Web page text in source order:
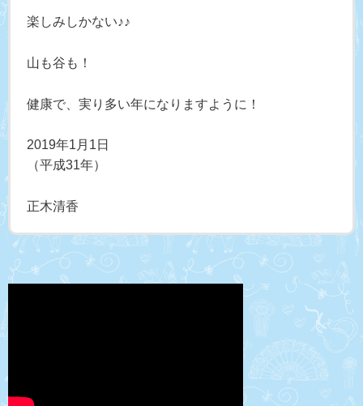
楽しみしかない♪♪
山も谷も！
健康で、実り多い年になりますように！
2019年1月1日
（平成31年）
正木清香